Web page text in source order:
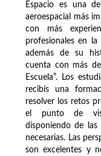
Espacio es una
aeroespacial más
con más
profesionales en la
además de su
cuenta con más
Escuela”. Los
recibís una
resolver los retos
el punto de
disponiendo de las
necesarias. Las
son excelentes y